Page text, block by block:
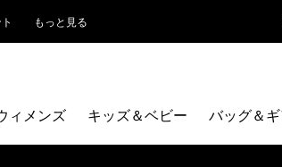
もっと見る
ィメンズ キッズ＆ベビー バッグ＆